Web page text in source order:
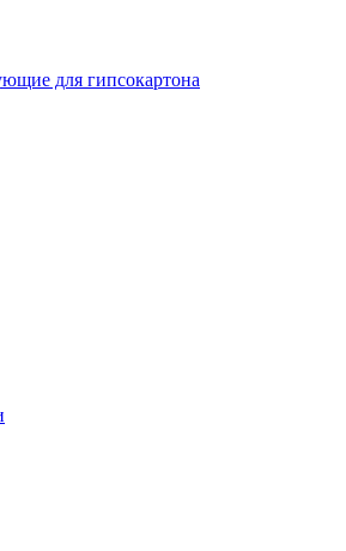
для гипсокартона